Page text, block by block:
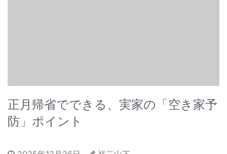
正月帰省でできる、実家の「空き家予
防」ポイント